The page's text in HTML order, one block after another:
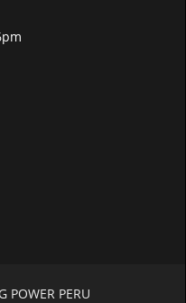
POWER PERU